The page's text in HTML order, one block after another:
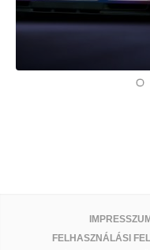
FELHASZNÁLÁSI